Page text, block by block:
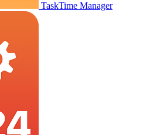
TaskTime Manager